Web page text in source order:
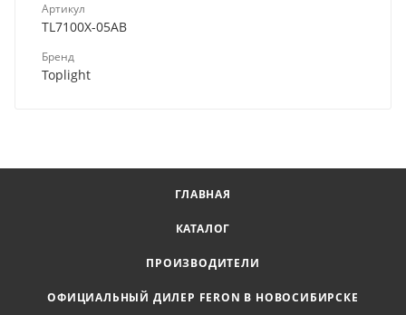
Артикул
TL7100X-05AB
Бренд
Toplight
ГЛАВНАЯ
КАТАЛОГ
ПРОИЗВОДИТЕЛИ
ОФИЦИАЛЬНЫЙ ДИЛЕР FERON В НОВОСИБИРСКЕ